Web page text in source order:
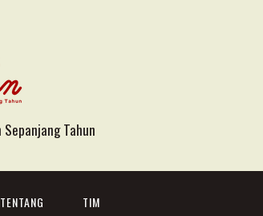
Tahun
TENTANG TIM